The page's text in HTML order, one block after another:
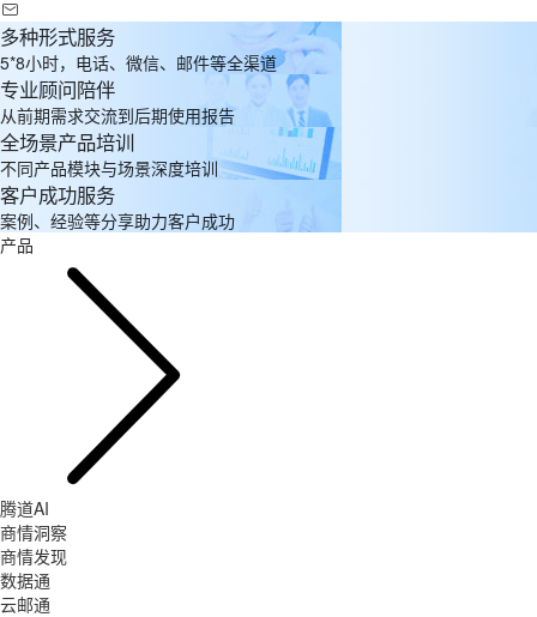
多种形式服务
5*8小时，电话、微信、邮件等全渠道
专业顾问陪伴
从前期需求交流到后期使用报告
全场景产品培训
不同产品模块与场景深度培训
客户成功服务
案例、经验等分享助力客户成功
产品
腾道AI
商情洞察
商情发现
数据通
云邮通